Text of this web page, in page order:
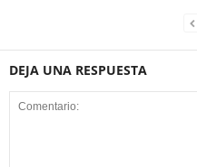
DEJA UNA RESPUESTA